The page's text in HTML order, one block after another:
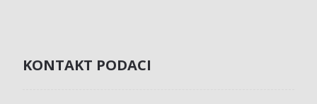
KONTAKT PODACI